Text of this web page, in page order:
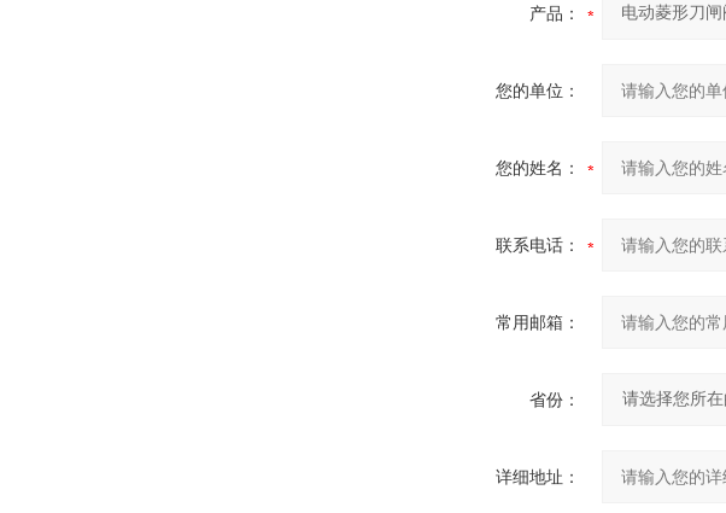
产品：
您的单位：
您的姓名：
联系电话：
常用邮箱：
省份：
详细地址：